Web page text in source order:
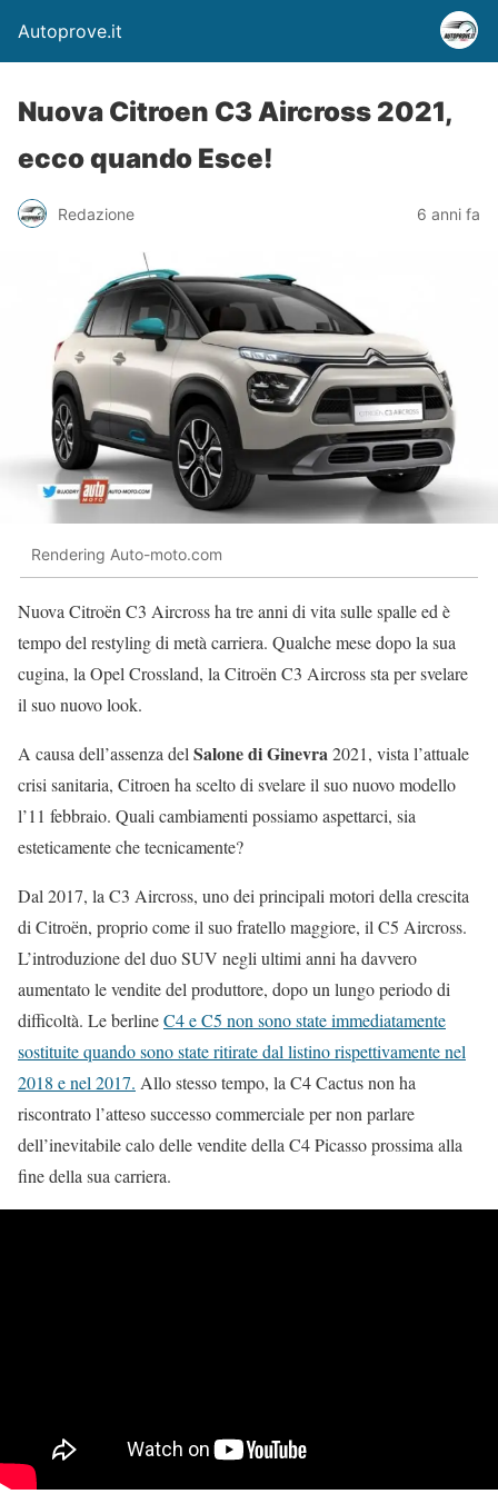
Autoprove.it
Nuova Citroen C3 Aircross 2021,
ecco quando Esce!
Redazione 6 anni fa
Rendering Auto-moto.com
Nuova Citroën C3 Aircross ha tre anni di vita sulle spalle ed è
tempo del restyling di metà carriera. Qualche mese dopo la sua
cugina, la Opel Crossland, la Citroën C3 Aircross sta per svelare
il suo nuovo look.
A causa dell’assenza delSalone di Ginevra2021, vista l’attuale
crisi sanitaria, Citroen ha scelto di svelare il suo nuovo modello
l’11 febbraio. Quali cambiamenti possiamo aspettarci, sia
esteticamente che tecnicamente?
Dal 2017, la C3 Aircross, uno dei principali motori della crescita
di Citroën, proprio come il suo fratello maggiore, il C5 Aircross.
L’introduzione del duo SUV negli ultimi anni ha davvero
aumentato le vendite del produttore, dopo un lungo periodo di
difficoltà. Le berlineC4 e C5 non sono state immediatamente
sostituite quando sono state ritirate dal listino rispettivamente nel
2018 e nel 2017. Allo stesso tempo, la C4 Cactus non ha
riscontrato l’atteso successo commerciale per non parlare
dell’inevitabile calo delle vendite della C4 Picasso prossima alla
fine della sua carriera.